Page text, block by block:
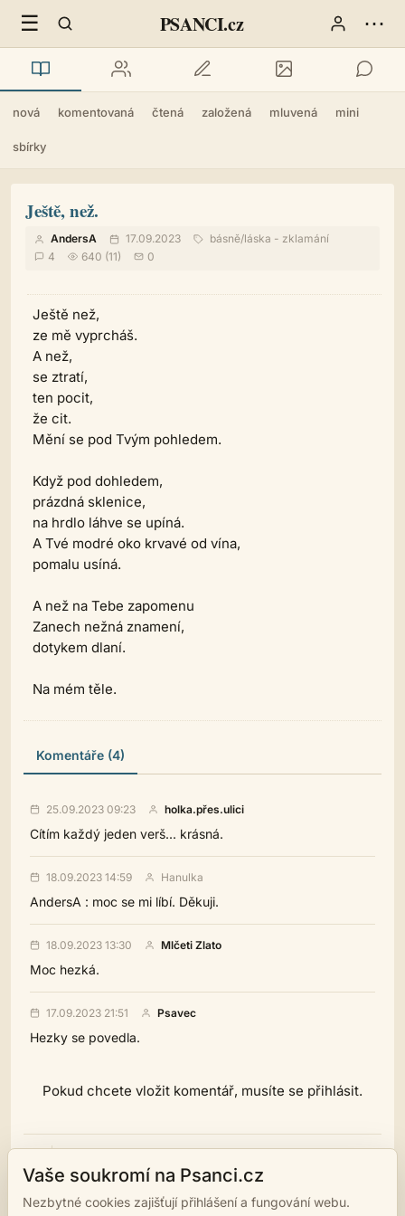
☰ PSANCI.cz ⋯
nová komentovaná čtená založená mluvená mini
sbírky
Ještě, než.
AndersA 17.09.2023 básně/láska - zklamání
4
640 (11) 0
Ještě než,
ze mě vyprcháš.
A než,
se ztratí,
ten pocit,
že cit.
Mění se pod Tvým pohledem.
Když pod dohledem,
prázdná sklenice,
na hrdlo láhve se upíná.
A Tvé modré oko krvavé od vína,
pomalu usíná.
A než na Tebe zapomenu
Zanech nežná znamení,
dotykem dlaní.
Na mém těle.
Komentáře (4)
25.09.2023 09:23 holka.přes.ulici
Cítím každý jeden verš... krásná.
18.09.2023 14:59 Hanulka
AndersA : moc se mi líbí. Děkuji.
18.09.2023 13:30 Mlčeti Zlato
Moc hezká.
17.09.2023 21:51 Psavec
Hezky se povedla.
Pokud chcete vložit komentář, musíte se přihlásit.
Vaše soukromí na Psanci.cz
Nezbytné cookies zajišťují přihlášení a fungování webu.